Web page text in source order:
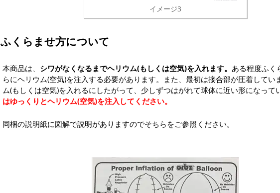
イメージ3
ふくらませ方について
本商品は、 シワがなくなるまでヘリウム(もしくは空気)を入れます。 ある程度ふく
らにヘリウム(空気)を注入する必要があります。また、最初は接合部が圧着してい
ム(もしくは空気)を入れるにしたがって、少しずつはがれて球体に近い形になって
はゆっくりとヘリウム(空気)を注入してください。
同梱の説明紙に図解で説明がありますのでそちらをご参照ください。